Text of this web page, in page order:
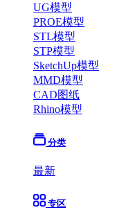
UG模型
PROE模型
STL模型
STP模型
SketchUp模型
MMD模型
CAD图纸
Rhino模型
分类
最新
专区